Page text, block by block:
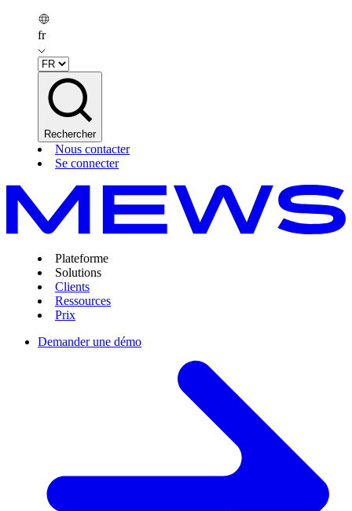
fr
Rechercher
Nous contacter
Se connecter
Plateforme
Solutions
Clients
Ressources
Prix
Demander une démo